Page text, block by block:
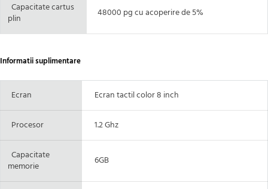
Capacitate cartus
plin
48000 pg cu acoperire de 5%
Informatii suplimentare
Ecran Ecran tactil color 8 inch
Procesor 1.2 Ghz
Capacitate
memorie
6GB